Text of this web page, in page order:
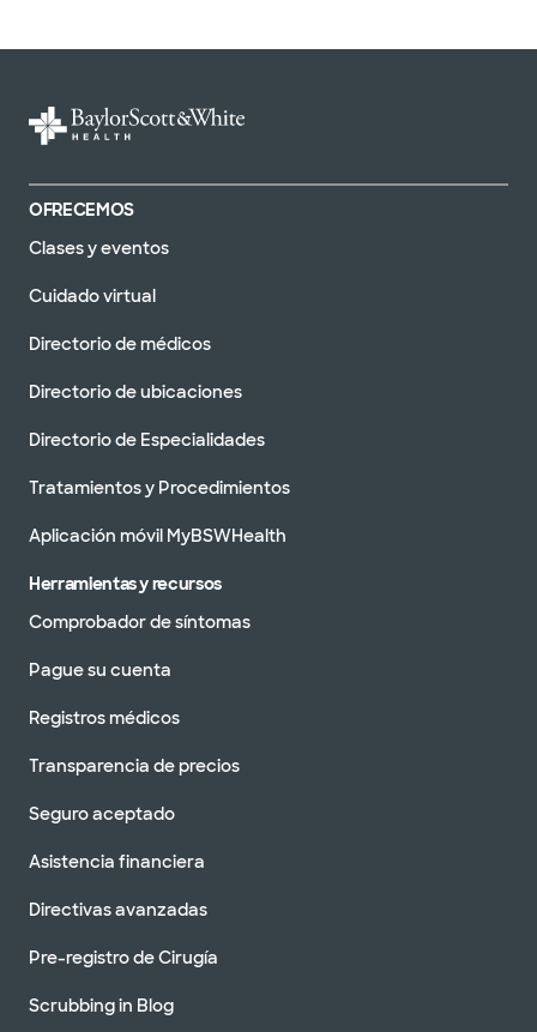
OFRECEMOS
Clases y eventos
Cuidado virtual
Directorio de médicos
Directorio de ubicaciones
Directorio de Especialidades
Tratamientos y Procedimientos
Aplicación móvil MyBSWHealth
Herramientas y recursos
Comprobador de síntomas
Pague su cuenta
Registros médicos
Transparencia de precios
Seguro aceptado
Asistencia financiera
Directivas avanzadas
Pre-registro de Cirugía
Scrubbing in Blog